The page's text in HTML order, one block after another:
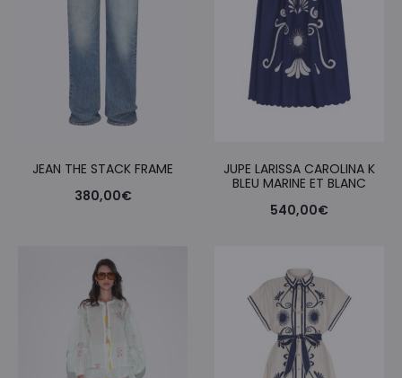
JEAN THE STACK FRAME
380,00€
JUPE LARISSA CAROLINA K
BLEU MARINE ET BLANC
540,00€